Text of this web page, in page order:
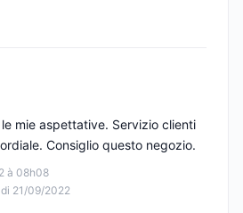
à 08h08
21/09/2022
mie aspettative. Servizio clienti
Consiglio questo negozio.